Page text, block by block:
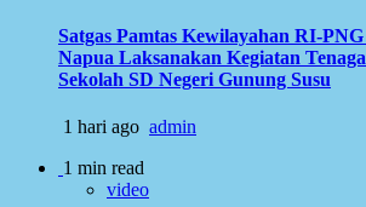
Satgas Pamtas Kewilayahan RI-
Napua Laksanakan Kegiatan
Sekolah SD Negeri Gunung Susu
1 hari ago admin
1 min read
video